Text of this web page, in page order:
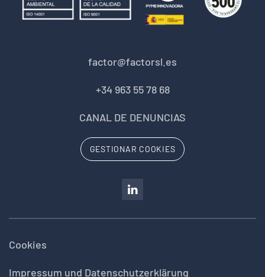
factor@factorsl.es
+34 963 55 78 68
CANAL DE DENUNCIAS
GESTIONAR COOKIES
Cookies
Impressum und Datenschutzerklärung